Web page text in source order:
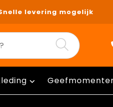
levering mogelijk